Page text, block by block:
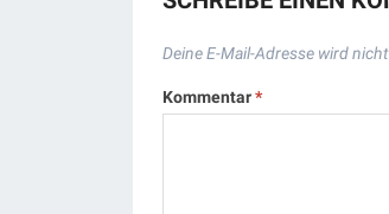
Deine E-Mail-Adresse wird
Kommentar*